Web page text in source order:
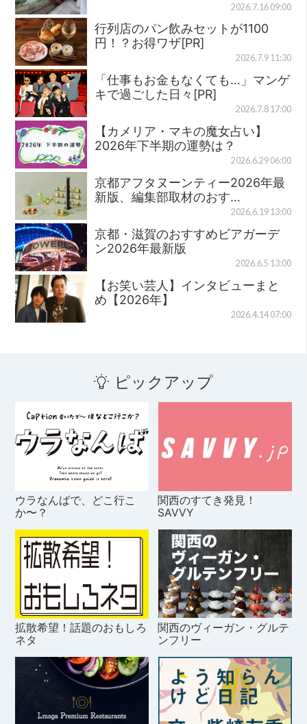
2026.7.16 09:00
行列店のパン飲みセットが1100
円！？お得ワザ[PR]
2026.7.9 11:30
「仕事もお金もなくても…」マンゲ
キで過ごした日々[PR]
2026.7.8 17:00
【カメリア・マキの魔女占い】
2026年下半期の運勢は？
2026.6.29 06:00
京都アフタヌーンティー2026年最
新版、編集部取材のおす…
2026.6.19 13:00
京都・滋賀のおすすめビアガーデ
ン2026年最新版
2026.6.5 13:00
【お笑い芸人】インタビューまと
め【2026年】
2026.4.14 07:00
ピックアップ
ウラなんばで、どこ行こ
か〜？
関西のすてき発見！
SAVVY
拡散希望！話題のおもしろ
ネタ
関西のヴィーガン・グルテ
ンフリー